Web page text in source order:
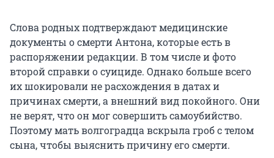
Слова родных подтверждают медицинские
документы о смерти Антона, которые есть в
распоряжении редакции. В том числе и фото
второй справки о суициде. Однако больше всего
их шокировали не расхождения в датах и
причинах смерти, а внешний вид покойного. Они
не верят, что он мог совершить самоубийство.
Поэтому мать волгоградца вскрыла гроб с телом
сына, чтобы выяснить причину его смерти.